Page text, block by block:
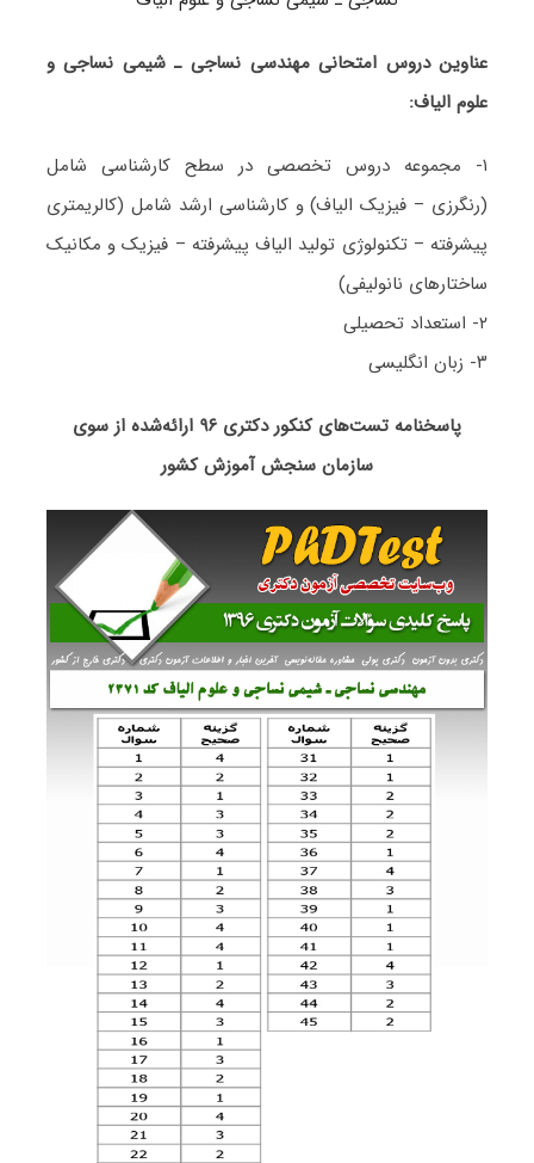
عناوین دروس امتحانی مهندسی نساجی ـ شیمی نساجی و
علوم الیاف:
۱- مجموعه دروس تخصصی در سطح کارشناسی شامل
(رنگرزی – فیزیک الیاف) و کارشناسی ارشد شامل (کالریمتری
پیشرفته – تکنولوژی تولید الیاف پیشرفته – فیزیک و مکانیک
ساختارهای نانولیفی)
۲- استعداد تحصیلی
۳- زبان انگلیسی
پاسخنامه تست‌های کنکور دکتری ۹۶ ارائه‌شده از سوی
سازمان سنجش آموزش کشور